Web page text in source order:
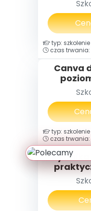
którzy
typ:
czas
Canva
typ:
czas
Rytmika